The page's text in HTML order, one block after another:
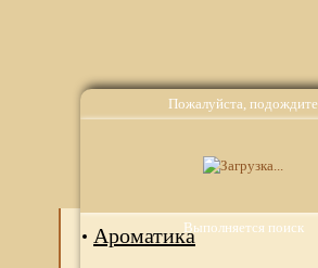
Пожалуйста, подождите
Выполняется поиск
Аналоги
Ароматика